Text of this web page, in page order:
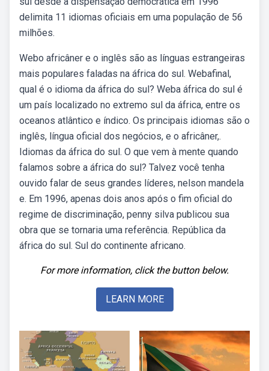
delimita 11 idiomas oficiais em uma população de 56
milhões.
Webo africâner e o inglês são as línguas estrangeiras
mais populares faladas na áfrica do sul. Webafinal,
qual é o idioma da áfrica do sul? Weba áfrica do sul é
um país localizado no extremo sul da áfrica, entre os
oceanos atlântico e índico. Os principais idiomas são o
inglês, língua oficial dos negócios, e o africâner,.
Idiomas da áfrica do sul. O que vem à mente quando
falamos sobre a áfrica do sul? Talvez você tenha
ouvido falar de seus grandes líderes, nelson mandela
e. Em 1996, apenas dois anos após o fim oficial do
regime de discriminação, penny silva publicou sua
obra que se tornaria uma referência. República da
áfrica do sul. Sul do continente africano.
For more information, click the button below.
LEARN MORE